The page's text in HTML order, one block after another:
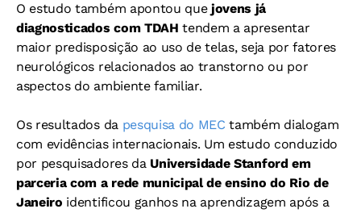
O estudo também apontou quejovens já
diagnosticados com TDAH tendem a apresentar
maior predisposição ao uso de telas, seja por fatores
neurológicos relacionados ao transtorno ou por
aspectos do ambiente familiar.
Os resultados da pesquisa do MEC também dialogam
com evidências internacionais. Um estudo conduzido
por pesquisadores da Universidade Stanford em
parceria com a rede municipal de ensino do Rio de
Janeiro identificou ganhos na aprendizagem após a